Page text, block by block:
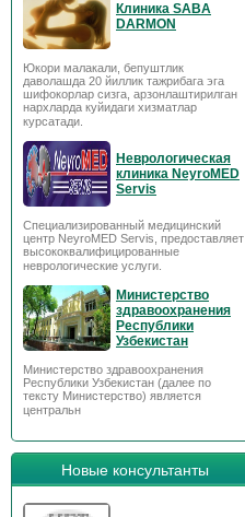
Клиника SABA
DARMON
Юкори малакали, бепуштлик
даволашда 20 йиллик тажрибага эга
шифокорлар сизга, арзонлаштирилган
нархларда куйидаги хизматлар
курсатади.
Неврологическая
клиника NeyroMED
Servis
Специализированный медицинский
центр NeyroMED Servis, предоставляет
высококвалифицированные
неврологические услуги.
Министерство
здравоохранения
Республики
Узбекистан
Министерство здравоохранения
Республики Узбекистан (далее по
тексту Министерство) является
центральн
Новые консультанты